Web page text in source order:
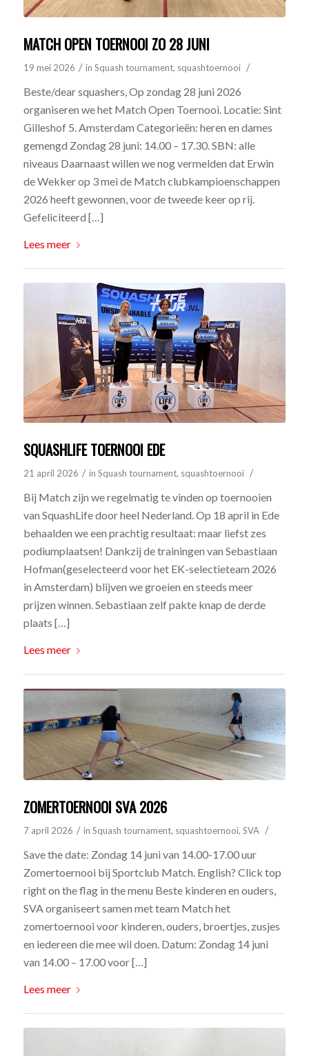
MATCH OPEN TOERNOOI ZO 28 JUNI
19 mei 2026 / in Squash tournament, squashtoernooi /
Beste/dear squashers, Op zondag 28 juni 2026
organiseren we het Match Open Toernooi. Locatie: Sint
Gilleshof 5. Amsterdam Categorieën: heren en dames
gemengd Zondag 28 juni: 14.00 – 17.30. SBN: alle
niveaus Daarnaast willen we nog vermelden dat Erwin
de Wekker op 3 mei de Match clubkampioenschappen
2026 heeft gewonnen, voor de tweede keer op rij.
Gefeliciteerd […]
Lees meer
SQUASHLIFE TOERNOOI EDE
21 april 2026 / in Squash tournament, squashtoernooi /
Bij Match zijn we regelmatig te vinden op toernooien
van SquashLife door heel Nederland. Op 18 april in Ede
behaalden we een prachtig resultaat: maar liefst zes
podiumplaatsen! Dankzij de trainingen van Sebastiaan
Hofman(geselecteerd voor het EK-selectieteam 2026
in Amsterdam) blijven we groeien en steeds meer
prijzen winnen. Sebastiaan zelf pakte knap de derde
plaats […]
Lees meer
ZOMERTOERNOOI SVA 2026
7 april 2026 / in Squash tournament, squashtoernooi, SVA /
Save the date: Zondag 14 juni van 14.00-17.00 uur
Zomertoernooi bij Sportclub Match. English? Click top
right on the flag in the menu Beste kinderen en ouders,
SVA organiseert samen met team Match het
zomertoernooi voor kinderen, ouders, broertjes, zusjes
en iedereen die mee wil doen. Datum: Zondag 14 juni
van 14.00 – 17.00 voor […]
Lees meer